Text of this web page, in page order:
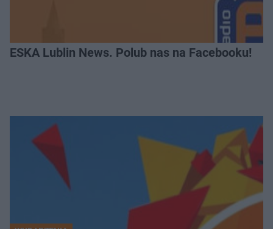
ESKA Lublin News. Polub nas na Facebooku!